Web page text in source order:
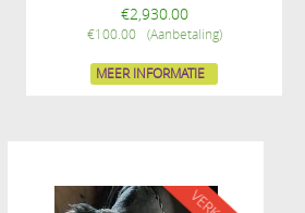
€2,930.00
€100.00
MEER INFORMATIE